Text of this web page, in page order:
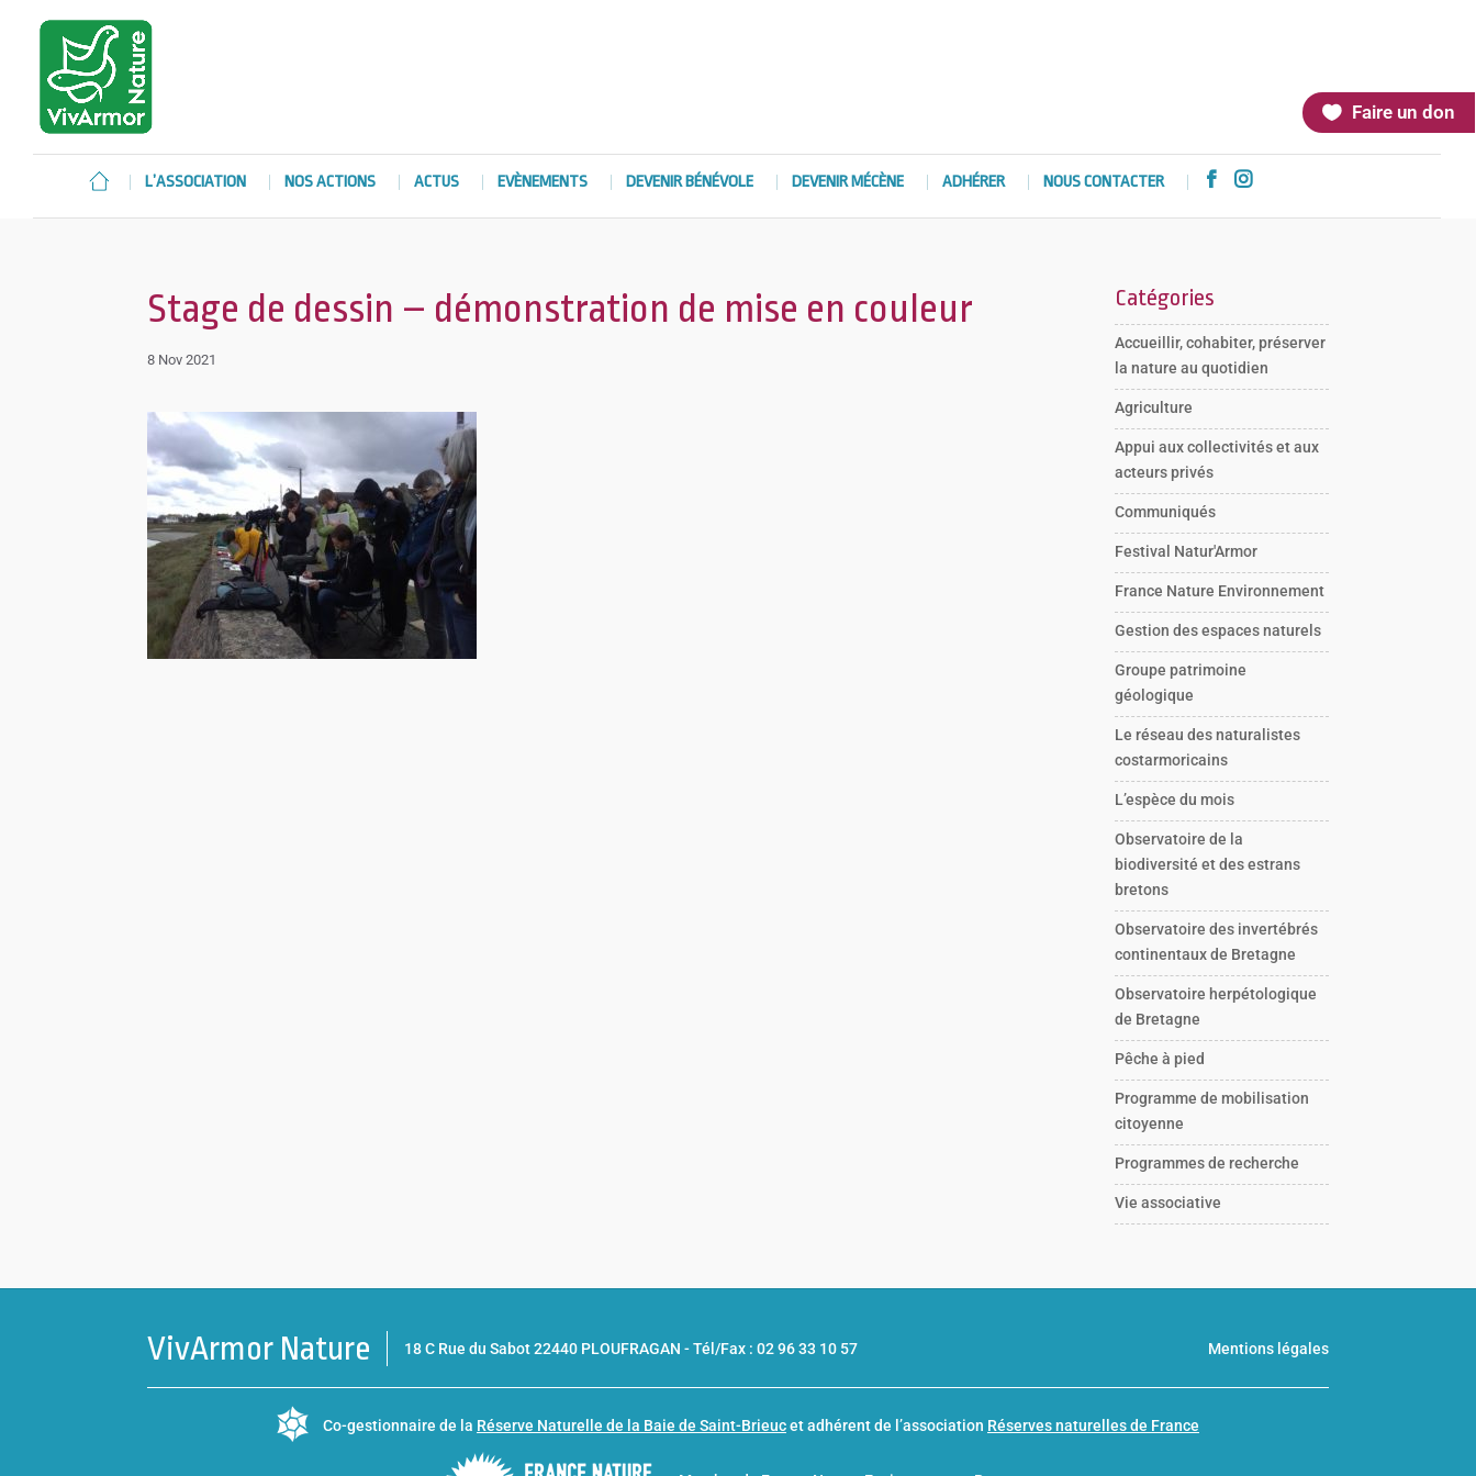
Faire un don
L’ASSOCIATION NOS ACTIONS ACTUS EVÈNEMENTS DEVENIR BÉNÉVOLE DEVENIR MÉCÈNE ADHÉRER NOUS CONTACTER  
Stage de dessin – démonstration de mise en couleur
8 Nov 2021
Catégories
Accueillir, cohabiter, préserver
la nature au quotidien
Agriculture
Appui aux collectivités et aux
acteurs privés
Communiqués
Festival Natur'Armor
France Nature Environnement
Gestion des espaces naturels
Groupe patrimoine
géologique
Le réseau des naturalistes
costarmoricains
L’espèce du mois
Observatoire de la
biodiversité et des estrans
bretons
Observatoire des invertébrés
continentaux de Bretagne
Observatoire herpétologique
de Bretagne
Pêche à pied
Programme de mobilisation
citoyenne
Programmes de recherche
Vie associative
VivArmor Nature 18 C Rue du Sabot 22440 PLOUFRAGAN -Tél/Fax : 02 96 33 10 57 Mentions légales
Co-gestionnaire de la Réserve Naturelle de la Baie de Saint-Brieucet adhérent de l’association Réserves naturelles de France